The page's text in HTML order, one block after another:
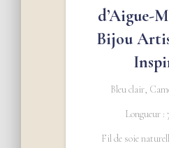
d’Aigue-
Bijou
Bleu clair,
Longueur :
Fil de soie